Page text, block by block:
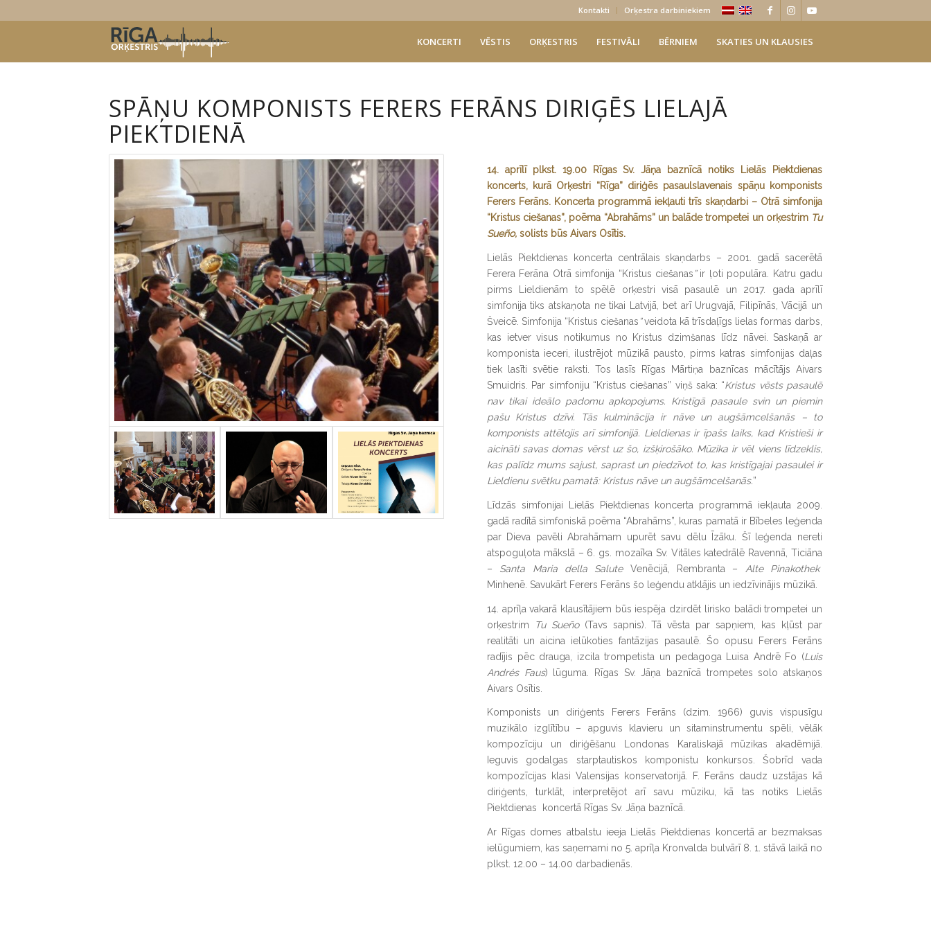
Kontakti Orķestra darbiniekiem
KONCERTI VĒSTIS ORĶESTRIS FESTIVĀLI BĒRNIEM SKATIES UN KLAUSIES
SPĀŅU KOMPONISTS FERERS FERĀNS DIRIĢĒS LIELAJĀ
PIEKTDIENĀ
14. aprīlī plkst. 19.00 Rīgas Sv. Jāņa baznīcā notiks Lielās Piektdienas
koncerts, kurā Orķestri “Rīga” diriģēs pasaulslavenais spāņu komponists
Ferers Ferāns. Koncerta programmā iekļauti trīs skaņdarbi – Otrā simfonija
“Kristus ciešanas”, poēma “Abrahāms” un balāde trompetei un orķestrim Tu
Sueño, solists būs Aivars Osītis.
Lielās Piektdienas koncerta centrālais skaņdarbs – 2001. gadā sacerētā
Ferera Ferāna Otrā simfonija “Kristus ciešanas ”ir ļoti populāra. Katru gadu
pirms Lieldienām to spēlē orķestri visā pasaulē un 2017. gada aprīlī
simfonija tiks atskaņota ne tikai Latvijā, bet arī Urugvajā, Filipīnās, Vācijā un
Šveicē. Simfonija “Kristus ciešanas ”veidota kā trīsdaļīgs lielas formas darbs,
kas ietver visus notikumus no Kristus dzimšanas līdz nāvei. Saskaņā ar
komponista ieceri, ilustrējot mūzikā pausto, pirms katras simfonijas daļas
tiek lasīti svētie raksti. Tos lasīs Rīgas Mārtiņa baznīcas mācītājs Aivars
Smuidris. Par simfoniju “Kristus ciešanas” viņš saka: “Kristus vēsts pasaulē
nav tikai ideālo padomu apkopojums. Kristīgā pasaule svin un piemin
pašu Kristus dzīvi. Tās kulminācija ir nāve un augšāmcelšanās – to
komponists attēlojis arī simfonijā. Lieldienas ir īpašs laiks, kad Kristieši ir
aicināti savas domas vērst uz šo, izšķirošāko. Mūzika ir vēl viens līdzeklis,
kas palīdz mums sajust, saprast un piedzīvot to, kas kristīgajai pasaulei ir
Lieldienu svētku pamatā: Kristus nāve un augšāmcelšanās.”
Līdzās simfonijai Lielās Piektdienas koncerta programmā iekļauta 2009.
gadā radītā simfoniskā poēma “Abrahāms”, kuras pamatā ir Bībeles leģenda
par Dieva pavēli Abrahāmam upurēt savu dēlu Īzāku. Šī leģenda nereti
atspoguļota mākslā – 6. gs. mozaīka Sv. Vitāles katedrālē Ravennā, Ticiāna
– Santa Maria della Salute Venēcijā, Rembranta – Alte Pinakothek
Minhenē. Savukārt Ferers Ferāns šo leģendu atklājis un iedzīvinājis mūzikā.
14. aprīļa vakarā klausītājiem būs iespēja dzirdēt lirisko balādi trompetei un
orķestrim
Tu Sueño(Tavs sapnis). Tā vēsta par sapņiem, kas kļūst par
realitāti un aicina ielūkoties fantāzijas pasaulē. Šo opusu Ferers Ferāns
radījis pēc drauga, izcila trompetista un pedagoga Luisa Andrē Fo (Luis
Andrés Faus) lūguma. Rīgas Sv. Jāņa baznīcā trompetes solo atskaņos
Aivars Osītis.
Komponists un diriģents Ferers Ferāns (dzim. 1966) guvis vispusīgu
muzikālo izglītību – apguvis klavieru un sitaminstrumentu spēli, vēlāk
kompozīciju un diriģēšanu Londonas Karaliskajā mūzikas akadēmijā.
Ieguvis godalgas starptautiskos komponistu konkursos. Šobrīd vada
kompozīcijas klasi Valensijas konservatorijā. F. Ferāns daudz uzstājas kā
diriģents, turklāt, interpretējot arī savu mūziku, kā tas notiks Lielās
Piektdienas koncertā Rīgas Sv. Jāņa baznīcā.
Ar Rīgas domes atbalstu ieeja Lielās Piektdienas koncertā ar bezmaksas
ielūgumiem, kas saņemami no 5. aprīļa Kronvalda bulvārī 8. 1. stāvā laikā no
plkst. 12.00 – 14.00 darbadienās.